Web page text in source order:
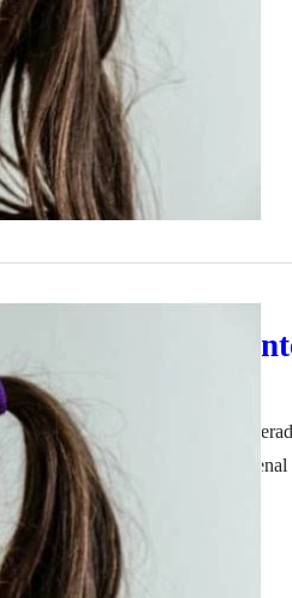
Rosario de la
de 6 años
de 25 años será juzgado por
hija de su pareja. El fiscal
al Ministerio Público
3 de enero de 2023